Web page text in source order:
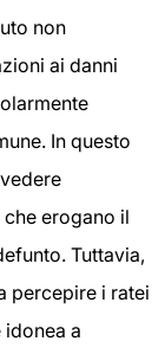
non
ai danni
In questo
erogano il
Tuttavia,
percepire i ratei
a